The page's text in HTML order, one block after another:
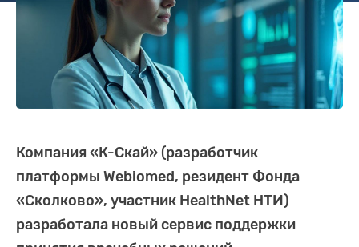
Компания «К-Скай» (разработчик
платформы Webiomed, резидент Фонда
«Сколково», участник HealthNet НТИ)
разработала новый сервис поддержки